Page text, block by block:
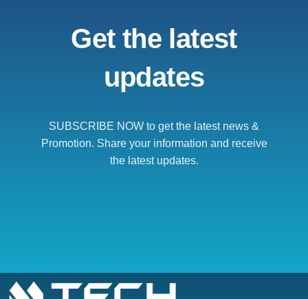
Get the latest
updates
SUBSCRIBE NOW to get the latest news &
Promotion. Share your information and receive
the latest updates.